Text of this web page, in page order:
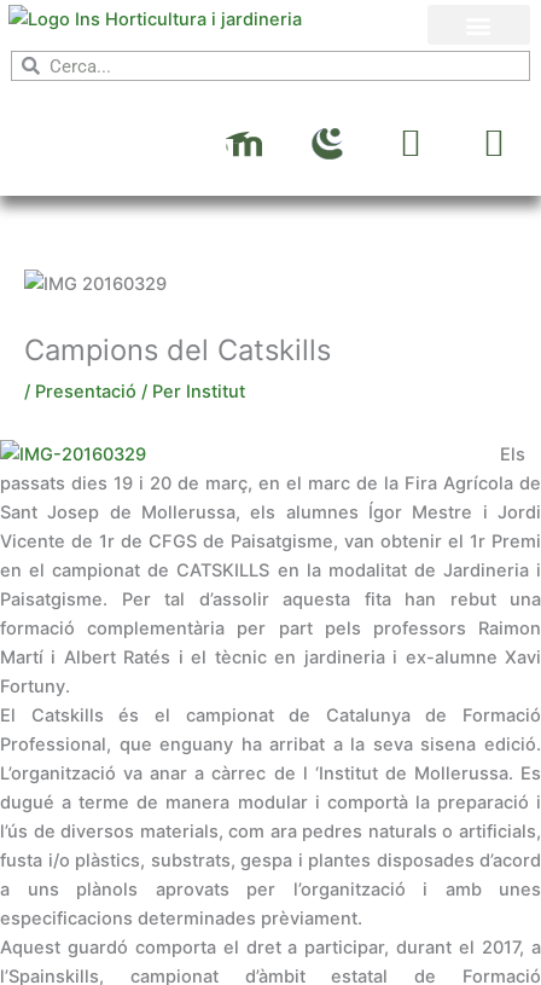
Vés
contingut
SearchSearch
M
o
o
I
n
s
Y
o
u
Campions del Catskills
/ Presentació / Per Institut
Els
passats dies 19 i 20 de març, en el marc de la Fira Agrícola de
Sant Josep de Mollerussa, els alumnes Ígor Mestre i Jordi
Vicente de 1r de CFGS de Paisatgisme, van obtenir el 1r Premi
en el campionat de CATSKILLS en la modalitat de Jardineria i
Paisatgisme. Per tal d’assolir aquesta fita han rebut una
formació complementària per part pels professors Raimon
Martí i Albert Ratés i el tècnic en jardineria i ex-alumne Xavi
Fortuny.
El Catskills és el campionat de Catalunya de Formació
Professional, que enguany ha arribat a la seva sisena edició.
L’organització va anar a càrrec de l ‘Institut de Mollerussa. Es
dugué a terme de manera modular i comportà la preparació i
l’ús de diversos materials, com ara pedres naturals o artificials,
fusta i/o plàstics, substrats, gespa i plantes disposades d’acord
a uns plànols aprovats per l’organització i amb unes
especificacions determinades prèviament.
Aquest guardó comporta el dret a participar, durant el 2017, a
l’Spainskills, campionat d’àmbit estatal de Formació